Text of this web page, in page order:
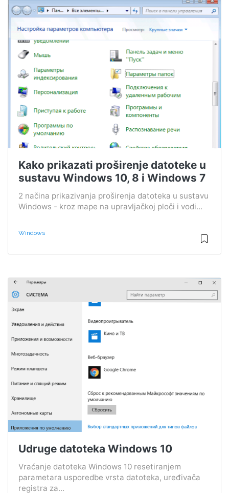
Kako prikazati proširenje datoteke u
sustavu Windows 10, 8 i Windows 7
2 načina prikazivanja proširenja datoteka u sustavu
Windows - kroz mape na upravljačkoj ploči i vodi...
Windows
Udruge datoteka Windows 10
Vraćanje datoteka Windows 10 resetiranjem
parametara usporedbe vrsta datoteka, uređivača
registra za...